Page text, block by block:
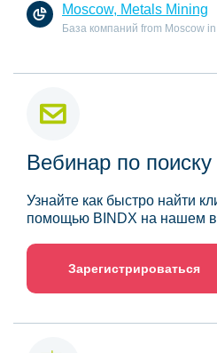
Moscow, Metals Mining
База компаний from Moscow
Вебинар по
Узнайте как быстро найти
помощью BINDX на нашем
Зарегистрироваться